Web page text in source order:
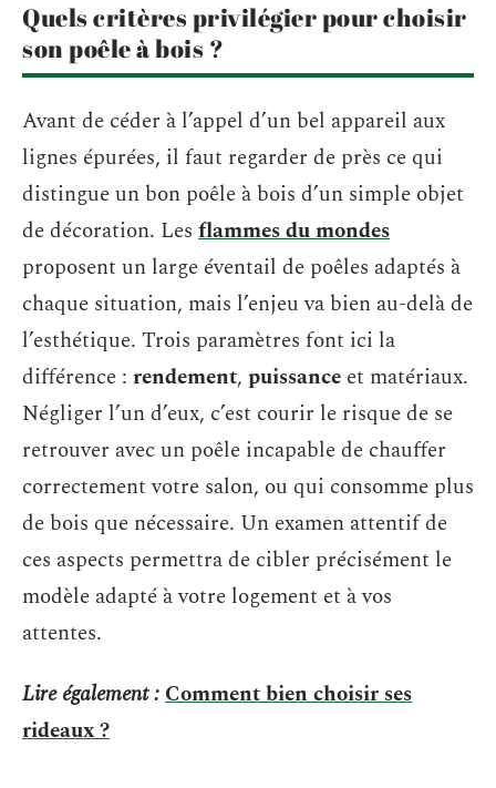
Quels critères privilégier pour choisir
son poêle à bois ?
Avant de céder à l’appel d’un bel appareil aux
lignes épurées, il faut regarder de près ce qui
distingue un bon poêle à bois d’un simple objet
de décoration. Les flammes du mondes
proposent un large éventail de poêles adaptés à
chaque situation, mais l’enjeu va bien au-delà de
l’esthétique. Trois paramètres font ici la
différence : rendement, puissance et matériaux.
Négliger l’un d’eux, c’est courir le risque de se
retrouver avec un poêle incapable de chauffer
correctement votre salon, ou qui consomme plus
de bois que nécessaire. Un examen attentif de
ces aspects permettra de cibler précisément le
modèle adapté à votre logement et à vos
attentes.
Lire également :Comment bien choisir ses
rideaux ?